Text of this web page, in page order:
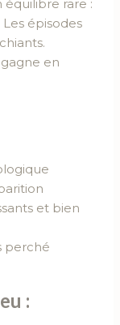
rare :
épisodes
gagne en
et bien
perché
: